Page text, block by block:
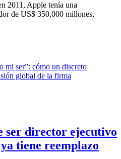
2011, Apple tenía una
de US$ 350,000 millones,
ser director ejecutivo
tiene reemplazo